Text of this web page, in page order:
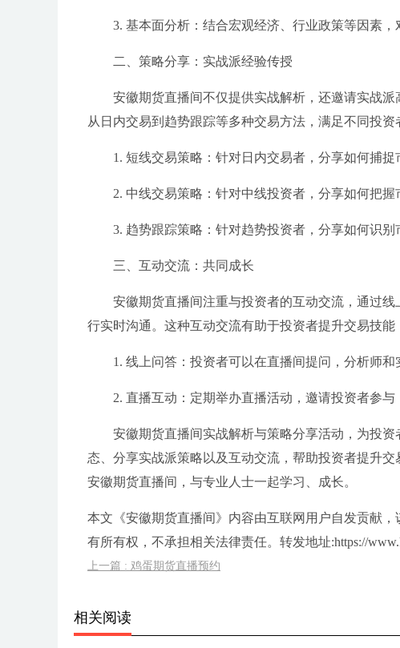
3. 基本面分析：结合宏观经济、行业政策等因素
二、策略分享：实战派经验传授
安徽期货直播间不仅提供实战解析，还邀请实战
从日内交易到趋势跟踪等多种交易方法，满足不同投资
1. 短线交易策略：针对日内交易者，分享如何捕捉
2. 中线交易策略：针对中线投资者，分享如何把握
3. 趋势跟踪策略：针对趋势投资者，分享如何识
三、互动交流：共同成长
安徽期货直播间注重与投资者的互动交流，通过
行实时沟通。这种互动交流有助于投资者提升交易技能
1. 线上问答：投资者可以在直播间提问，分析师和
2. 直播互动：定期举办直播活动，邀请投资者参与
安徽期货直播间实战解析与策略分享活动，为投
态、分享实战派策略以及互动交流，帮助投资者提升
安徽期货直播间，与专业人士一起学习、成长。
本文《安徽期货直播间》内容由互联网用户自发贡献
有所有权，不承担相关法律责任。转发地址:https://
上一篇 : 鸡蛋期货直播预约
相关阅读